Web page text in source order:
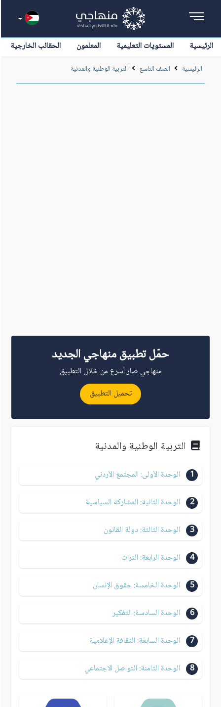
الرئيسية المستويات التعليمية المعلمون الحقائب الخارجية
الرئيسية الصف التاسع التربية الوطنية والمدنية
حمّل تطبيق منهاجي الجديد
منهاجي صار أسرع من خلال التطبيق
تحميل التطبيق
التربية الوطنية والمدنية
1 الوحدة الأولى: المجتمع الأردني
2 الوحدة الثانية: المشاركة السياسية
3 الوحدة الثالثة: دولة القانون
4 الوحدة الرابعة: التراث
5 الوحدة الخامسة: حقوق الإنسان
6 الوحدة السادسة: التفكير
7 الوحدة السابعة: الثقافة الإعلامية
8 الوحدة الثامنة: التواصل الاجتماعي